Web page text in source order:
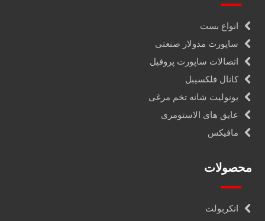
انواع بست
ساپورت مدولار صنعتی
اتصالات ساپورت پروفیل
کانال فلکسیبل
یونولیت شانه تخم مرغی
عایق های الاستومری
مافیکس
محصولات
انکربولت